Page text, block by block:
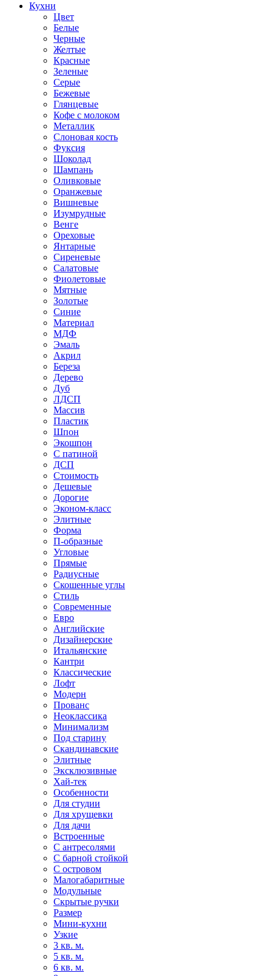
Кухни
Цвет
Белые
Черные
Желтые
Красные
Зеленые
Серые
Бежевые
Глянцевые
Кофе с молоком
Металлик
Слоновая кость
Фуксия
Шоколад
Шампань
Оливковые
Оранжевые
Вишневые
Изумрудные
Венге
Ореховые
Янтарные
Сиреневые
Салатовые
Фиолетовые
Мятные
Золотые
Синие
Материал
МДФ
Эмаль
Акрил
Береза
Дерево
Дуб
ЛДСП
Массив
Пластик
Шпон
Экошпон
С патиной
ДСП
Стоимость
Дешевые
Дорогие
Эконом-класс
Элитные
Форма
П-образные
Угловые
Прямые
Радиусные
Скошенные углы
Стиль
Современные
Евро
Английские
Дизайнерские
Итальянские
Кантри
Классические
Лофт
Модерн
Прованс
Неоклассика
Минимализм
Под старину
Скандинавские
Элитные
Эксклюзивные
Хай-тек
Особенности
Для студии
Для хрущевки
Для дачи
Встроенные
С антресолями
С барной стойкой
С островом
Малогабаритные
Модульные
Скрытые ручки
Размер
Мини-кухни
Узкие
3 кв. м.
5 кв. м.
6 кв. м.